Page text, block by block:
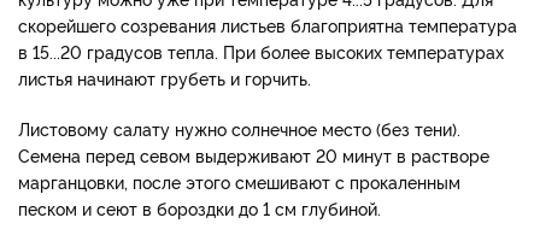
скорейшего созревания листьев благоприятна температура
в 15...20 градусов тепла. При более высоких температурах
листья начинают грубеть и горчить.
Листовому салату нужно солнечное место (без тени).
Семена перед севом выдерживают 20 минут в растворе
марганцовки, после этого смешивают с прокаленным
песком и сеют в бороздки до 1 см глубиной.